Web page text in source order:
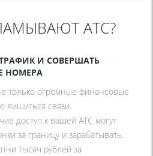
АТС?
И СОВЕРШАТЬ
НОМЕРА
только огромные финансовые
лишиться связи.
доступ к вашей АТС могут
за границу и зарабатывать.
тысяч рублей за